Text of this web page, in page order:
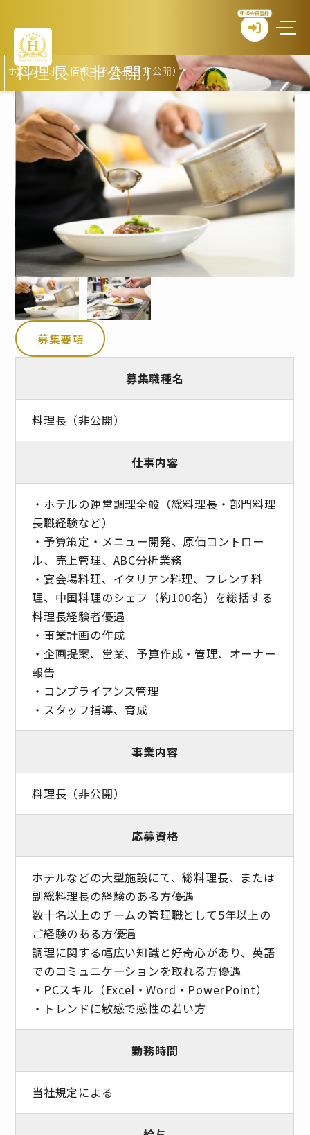
新規会員登録
料理長（非公開）
ホーム>求人情報>料理長（非公開）
募集要項
募集職種名
料理長（非公開）
仕事内容
・ホテルの運営調理全般（総料理長・部門料理
長職経験など）
・予算策定・メニュー開発、原価コントロー
ル、売上管理、ABC分析業務
・宴会場料理、イタリアン料理、フレンチ料
理、中国料理のシェフ（約100名）を総括する
料理長経験者優遇
・事業計画の作成
・企画提案、営業、予算作成・管理、オーナー
報告
・コンプライアンス管理
・スタッフ指導、育成
事業内容
料理長（非公開）
応募資格
ホテルなどの大型施設にて、総料理長、または
副総料理長の経験のある方優遇
数十名以上のチームの管理職として5年以上の
ご経験のある方優遇
調理に関する幅広い知識と好奇心があり、英語
でのコミュニケーションを取れる方優遇
・PCスキル（Excel・Word・PowerPoint）
・トレンドに敏感で感性の若い方
勤務時間
当社規定による